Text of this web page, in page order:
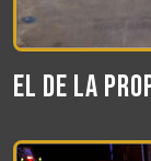
El de la